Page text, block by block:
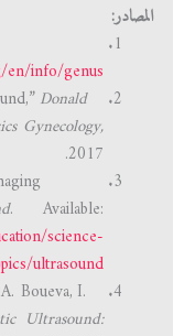
المصادر:
info/genus
K. Maeda, “History of Medical Ultrasound,”
Donald
Gynecology,
2017.
. Available:
science-
ultrasound
Boueva, I.
Ultrasound: